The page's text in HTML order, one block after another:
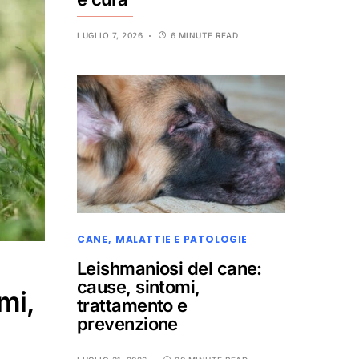
LUGLIO 7, 2026 6 MINUTE READ
CANE MALATTIE E PATOLOGIE
Leishmaniosi del cane:
cause, sintomi,
trattamento e
prevenzione